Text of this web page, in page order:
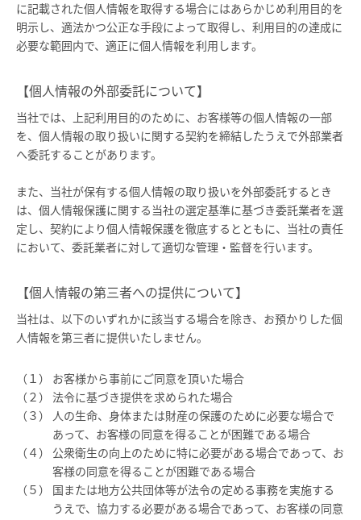
に記載された個人情報を取得する場合にはあらかじめ利用目的を
明示し、適法かつ公正な手段によって取得し、利用目的の達成に
必要な範囲内で、適正に個人情報を利用します。
【個人情報の外部委託について】
当社では、上記利用目的のために、お客様等の個人情報の一部
を、個人情報の取り扱いに関する契約を締結したうえで外部業者
へ委託することがあります。
また、当社が保有する個人情報の取り扱いを外部委託するとき
は、個人情報保護に関する当社の選定基準に基づき委託業者を選
定し、契約により個人情報保護を徹底するとともに、当社の責任
において、委託業者に対して適切な管理・監督を行います。
【個人情報の第三者への提供について】
当社は、以下のいずれかに該当する場合を除き、お預かりした個
人情報を第三者に提供いたしません。
お客様から事前にご同意を頂いた場合
法令に基づき提供を求められた場合
人の生命、身体または財産の保護のために必要な場合で
あって、お客様の同意を得ることが困難である場合
公衆衛生の向上のために特に必要がある場合であって、お
客様の同意を得ることが困難である場合
国または地方公共団体等が法令の定める事務を実施する
うえで、協力する必要がある場合であって、お客様の同意